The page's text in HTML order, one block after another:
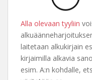
Alla olevaan tyyliin
laitetaan alkukirjain
kirjaimilla alkavia
esim. A:n kohdalle,